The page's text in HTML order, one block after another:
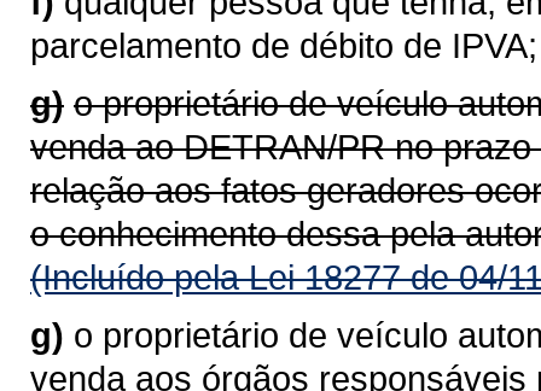
parcelamento de débito de IPVA;
g) o proprietário de veículo
venda ao DETRAN/PR no
relação aos fatos geradores
o conhecimento dessa pela
(Incluído pela Lei 18277 de 04/
g) o proprietário de veículo
venda aos órgãos